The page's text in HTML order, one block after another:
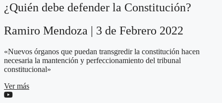
¿Quién debe defender la Constitución?
Ramiro Mendoza | 3 de Febrero 2022
«Nuevos órganos que puedan transgredir la constitución hacen
necesaria la mantención y perfeccionamiento del tribunal
constitucional»
Ver más